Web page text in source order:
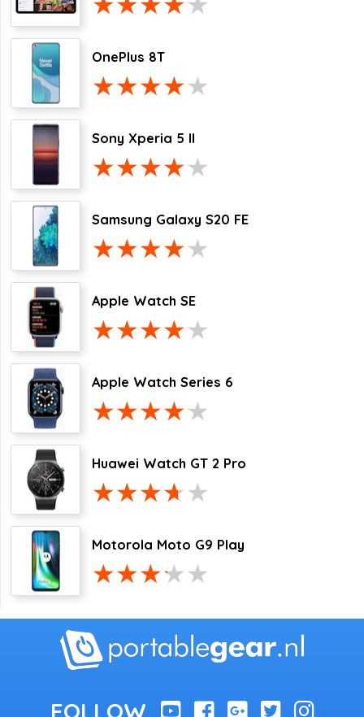
OnePlus 8T
Sony Xperia 5 II
Samsung Galaxy S20 FE
Apple Watch SE
Apple Watch Series 6
Huawei Watch GT 2 Pro
Motorola Moto G9 Play